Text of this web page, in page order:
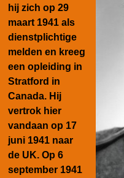
hij zich op 29
maart 1941 als
dienstplichtige
melden en kreeg
een opleiding in
Stratford in
Canada. Hij
vertrok hier
vandaan op 17
juni 1941 naar
de UK. Op 6
september 1941